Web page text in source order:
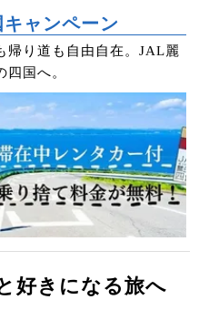
ャンペーン
帰り道も自由自在。JAL麗
国へ。
好きになる旅へ